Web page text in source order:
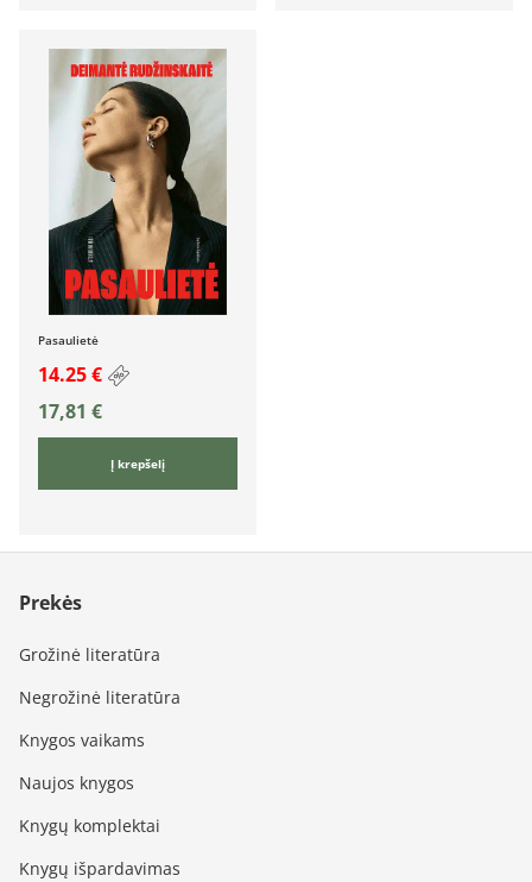
Pasaulietė
14.25 €
17,81 €
Į krepšelį
Prekės
Grožinė literatūra
Negrožinė literatūra
Knygos vaikams
Naujos knygos
Knygų komplektai
Knygų išpardavimas